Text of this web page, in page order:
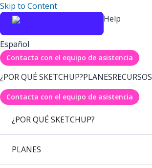
Skip to Content
Help
Español
Contacta con el equipo de asistencia
¿POR QUÉ SKETCHUP?PLANESRECURSOS
Contacta con el equipo de asistencia
¿POR QUÉ SKETCHUP?
PLANES